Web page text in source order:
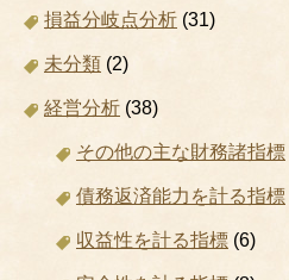
損益分岐点分析 (31)
未分類 (2)
経営分析 (38)
その他の主な財務諸指標
債務返済能力を計る指標
収益性を計る指標 (6)